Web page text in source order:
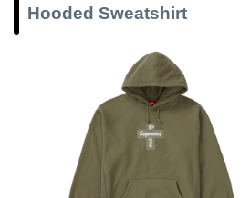
Hooded Sweatshirt